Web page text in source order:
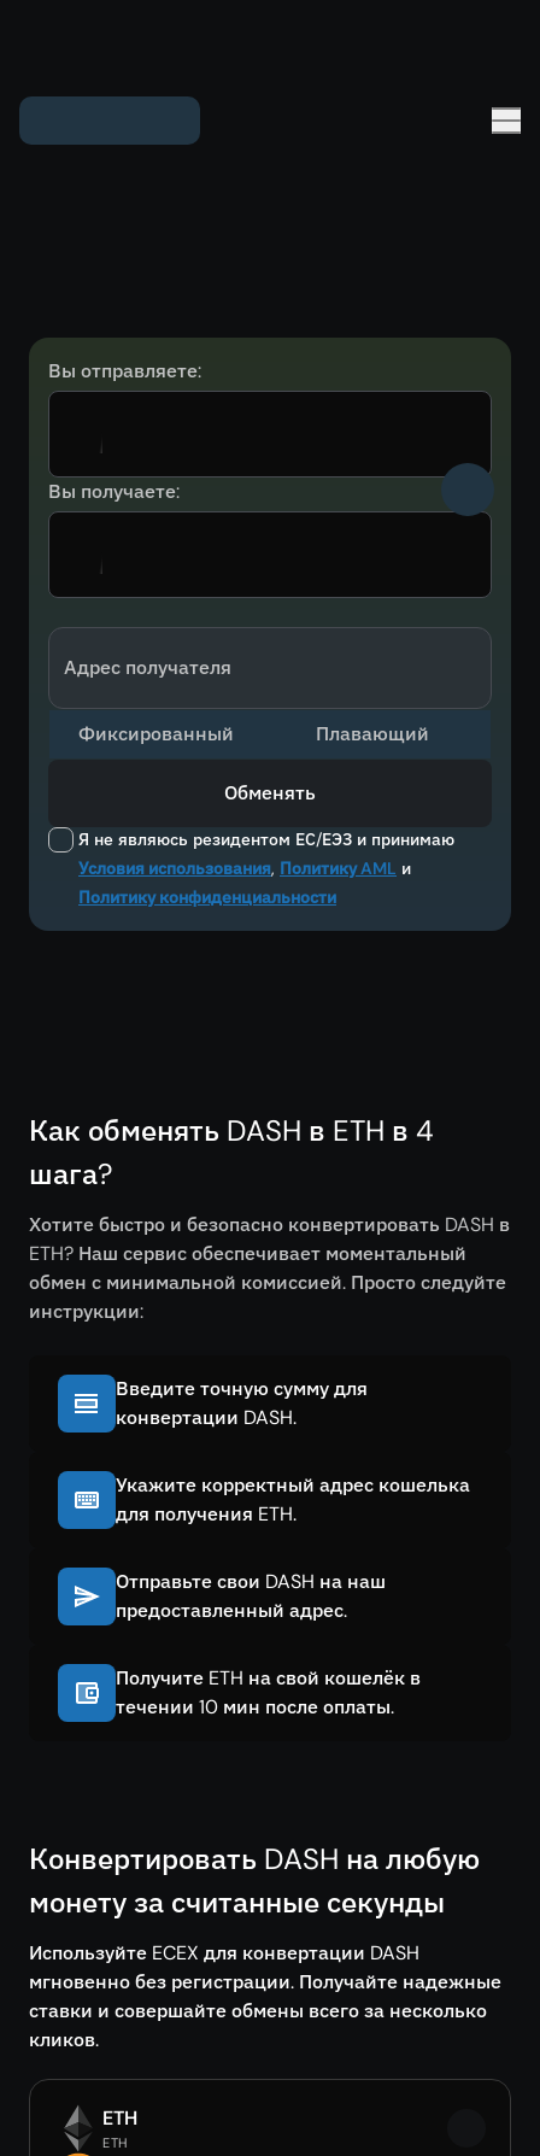
Вы отправляете:
Вы получаете:
Адрес получателя
Я не являюсь резидентом ЕС/ЕЭЗ и принимаю
Условия использования, Политику AML и
Политику конфиденциальности
Фиксированный Плавающий
Обменять
Как обменять DASH в ETH в 4
шага?
Хотите быстро и безопасно конвертировать DASH в
ETH? Наш сервис обеспечивает моментальный
обмен с минимальной комиссией. Просто следуйте
инструкции:
Введите точную сумму для
конвертации DASH.
Укажите корректный адрес кошелька
для получения ETH.
Отправьте свои DASH на наш
предоставленный адрес.
Получите ETH на свой кошелёк в
течении 10 мин после оплаты.
Конвертировать DASH на любую
монету за считанные секунды
Используйте ECEX для конвертации DASH
мгновенно без регистрации. Получайте надежные
ставки и совершайте обмены всего за несколько
кликов.
ETH
ETH